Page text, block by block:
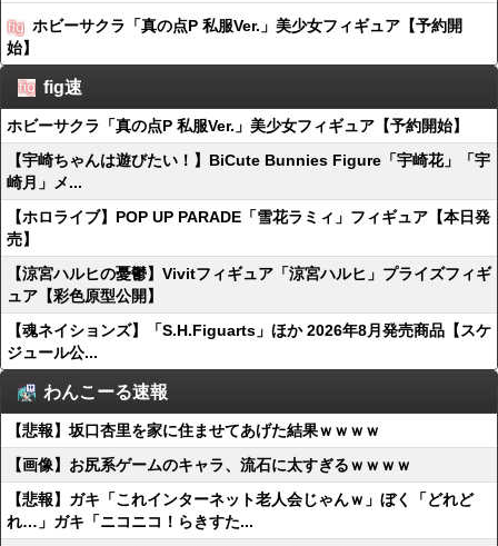
ホビーサクラ「真の点P 私服Ver.」美少女フィギュア【予約開
始】
fig速
ホビーサクラ「真の点P 私服Ver.」美少女フィギュア【予約開始】
【宇崎ちゃんは遊びたい！】BiCute Bunnies Figure「宇崎花」「宇
崎月」メ...
【ホロライブ】POP UP PARADE「雪花ラミィ」フィギュア【本日発
売】
【涼宮ハルヒの憂鬱】Vivitフィギュア「涼宮ハルヒ」プライズフィギ
ュア【彩色原型公開】
【魂ネイションズ】「S.H.Figuarts」ほか 2026年8月発売商品【スケ
ジュール公...
わんこーる速報
【悲報】坂口杏里を家に住ませてあげた結果ｗｗｗｗ
【画像】お尻系ゲームのキャラ、流石に太すぎるｗｗｗｗ
【悲報】ガキ「これインターネット老人会じゃんｗ」ぼく「どれど
れ…」ガキ「ニコニコ！らきすた...